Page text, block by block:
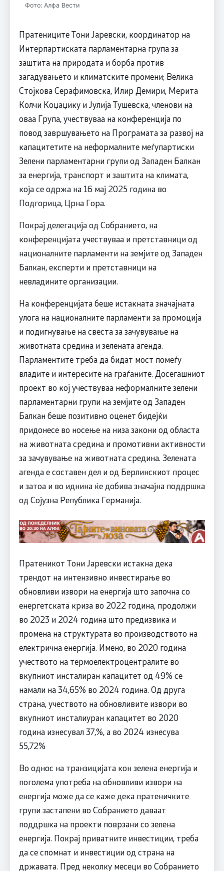
Фото: Алфа Вести
Пратениците Тони Јаревски, координатор на
Интерпартиската парламентарна група за
заштита на природата и борба против
загадувањето и климатските промени; Велика
Стојкова Серафимовска, Илир Демири, Мерита
Колчи Коџаџику и Јулија Тушевска, членови на
оваа Група, учествуваа на конференција по
повод завршувањето на Програмата за развој на
капацитетите на неформалните меѓупартиски
Зелени парламентарни групи од Западен Балкан
за енергија, транспорт и заштита на климата,
која се одржа на 16 мај 2025 година во
Подгорица, Црна Гора.
Покрај делегација од Собранието, на
конференцијата учествуваа и претставници од
националните парламенти на земјите од Западен
Балкан, експерти и претставници на
невладините организации.
На конференцијата беше истакната значајната
улога на националните парламенти за промоција
и подигнување на свеста за зачувување на
животната средина и зелената агенда.
Парламентите треба да бидат мост помеѓу
владите и интересите на граѓаните. Досегашниот
проект во кој учествуваа неформалните зелени
парламентарни групи на земјите од Западен
Балкан беше позитивно оценет бидејќи
придонесе во носење на низа закони од областа
на животната средина и промотивни активности
за зачувување на животната средина. Зелената
агенда е составен дел и од Берлинскиот процес
и затоа и во иднина ќе добива значајна поддршка
од Сојузна Република Германија.
Пратеникот Тони Јаревски истакна дека
трендот на интензивно инвестирање во
обновливи извори на енергија што започна со
енергетската криза во 2022 година, продолжи
во 2023 и 2024 година што предизвика и
промена на структурата во производството на
електрична енергија. Имено, во 2020 година
учеството на термоелектроцентралите во
вкупниот инсталиран капацитет од 49% се
намали на 34,65% во 2024 година. Од друга
страна, учеството на обновливите извори во
вкупниот инсталиуран капацитет во 2020
година изнесувал 37,%, а во 2024 изнесува
55,72%
Во однос на транзицијата кон зелена енергија и
поголема употреба на обновливи извори на
енергија може да се каже дека пратеничките
групи застапени во Собранието даваат
поддршка на проекти поврзани со зелена
енергија. Покрај приватните инвестиции, треба
да се спомнат и инвестиции од страна на
државата. Пред неколку месеци во Собранието